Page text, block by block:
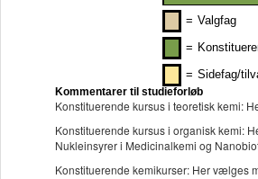
= Valgfag
=
= Sidefag/
Kommentarer til studieforløb
Konstituerende kursus i teoretisk kemi:
Konstituerende kursus i organisk kemi:
Nukleinsyrer i Medicinalkemi og
Konstituerende kemikurser: Her vælges